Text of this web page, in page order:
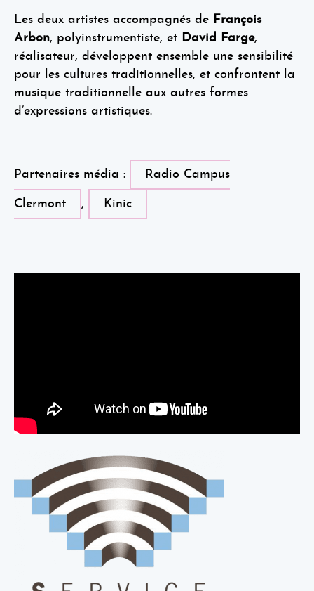
Les deux artistes accompagnés de François
Arbon, polyinstrumentiste, et David Farge,
réalisateur, développent ensemble une sensibilité
pour les cultures traditionnelles, et confrontent la
musique traditionnelle aux autres formes
d’expressions artistiques.
Partenaires média : Radio Campus
Clermont , Kinic